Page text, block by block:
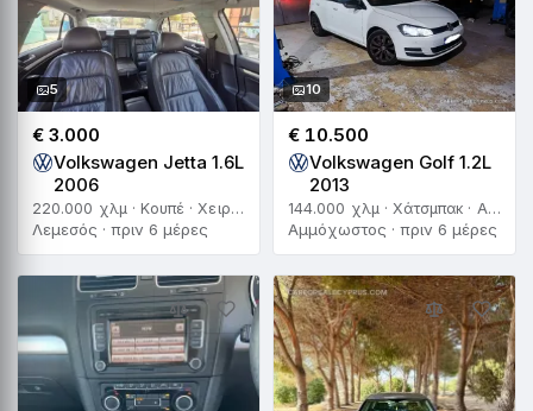
5
€ 3.000
Volkswagen Jetta 1.6L
2006
220.000 χλμ · Κουπέ · Χειροκίνητο
Λεμεσός · πριν 6 μέρες
10
€ 10.500
Volkswagen Golf 1.2L
2013
144.000 χλμ · Χάτσμπακ · Αυτόματο
Αμμόχωστος · πριν 6 μέρες